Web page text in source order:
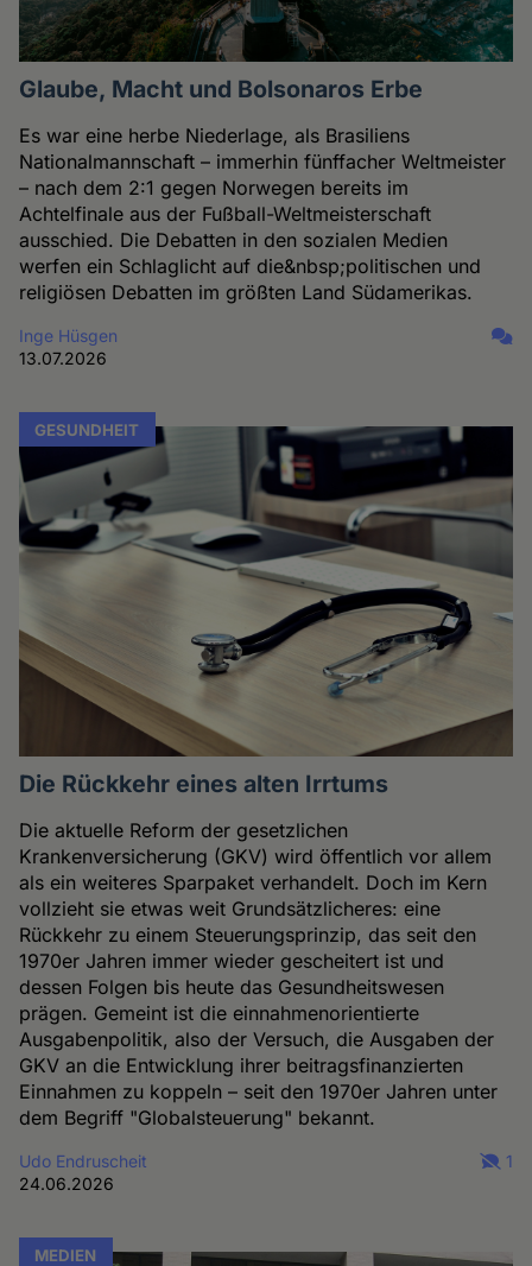
Glaube, Macht und Bolsonaros Erbe
Es war eine herbe Niederlage, als Brasiliens
Nationalmannschaft – immerhin fünffacher Weltmeister
– nach dem 2:1 gegen Norwegen bereits im
Achtelfinale aus der Fußball-Weltmeisterschaft
ausschied. Die Debatten in den sozialen Medien
werfen ein Schlaglicht auf die&nbsp;politischen und
religiösen Debatten im größten Land Südamerikas.
Inge Hüsgen
13.07.2026
GESUNDHEIT
Die Rückkehr eines alten Irrtums
Die aktuelle Reform der gesetzlichen
Krankenversicherung (GKV) wird öffentlich vor allem
als ein weiteres Sparpaket verhandelt. Doch im Kern
vollzieht sie etwas weit Grundsätzlicheres: eine
Rückkehr zu einem Steuerungsprinzip, das seit den
1970er Jahren immer wieder gescheitert ist und
dessen Folgen bis heute das Gesundheitswesen
prägen. Gemeint ist die einnahmenorientierte
Ausgabenpolitik, also der Versuch, die Ausgaben der
GKV an die Entwicklung ihrer beitragsfinanzierten
Einnahmen zu koppeln – seit den 1970er Jahren unter
dem Begriff "Globalsteuerung" bekannt.
Udo Endruscheit
24.06.2026
1
MEDIEN